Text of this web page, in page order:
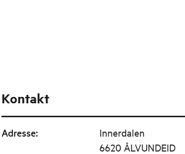
Kontakt
Adresse:
Innerdalen
6620 ÅLVUNDEID